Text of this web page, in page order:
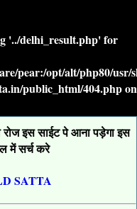
'../delhi_result.php' for
pear:/opt/alt/php80/
public_html/404.phpon
इस साईट पे आना पड़ेगा इस
में सर्च करे
SATTA